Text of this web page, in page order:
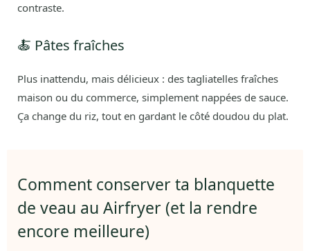
contraste.
🍝 Pâtes fraîches
Plus inattendu, mais délicieux : des tagliatelles fraîches
maison ou du commerce, simplement nappées de sauce.
Ça change du riz, tout en gardant le côté doudou du plat.
Comment conserver ta blanquette
de veau au Airfryer (et la rendre
encore meilleure)